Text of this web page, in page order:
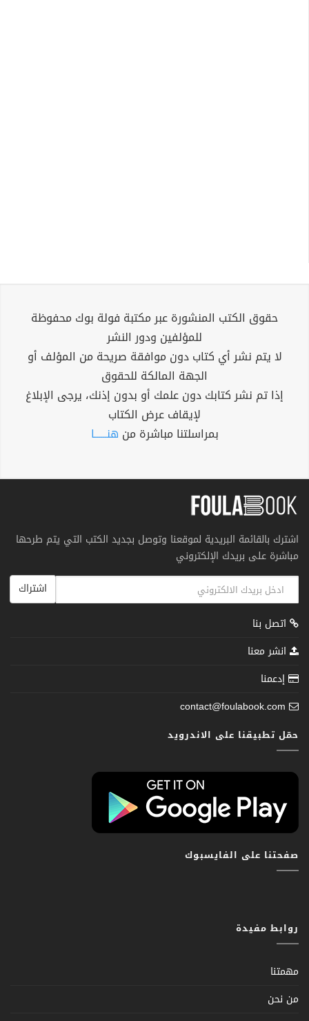
حقوق الكتب المنشورة عبر مكتبة فولة بوك محفوظة
للمؤلفين ودور النشر
لا يتم نشر أي كتاب دون موافقة صريحة من المؤلف أو
الجهة المالكة للحقوق
إذا تم نشر كتابك دون علمك أو بدون إذنك، يرجى الإبلاغ
لإيقاف عرض الكتاب
بمراسلتنا مباشرة من هنــــــا
اشترك بالقائمة البريدية لموقعنا وتوصل بجديد الكتب التي يتم طرحها
مباشرة على بريدك الإلكتروني
اشتراك
اتصل بنا
انشر معنا
إدعمنا
contact@foulabook.com
حمّل تطبيقنا على الاندرويد
صفحتنا على الفايسبوك
روابط مفيدة
مهمتنا
من نحن